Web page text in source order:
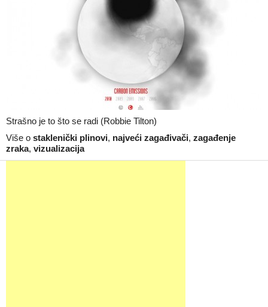
Strašno je to što se radi (Robbie Tilton)
Više o staklenički plinovi, najveći zagađivači, zagađenje
zraka, vizualizacija